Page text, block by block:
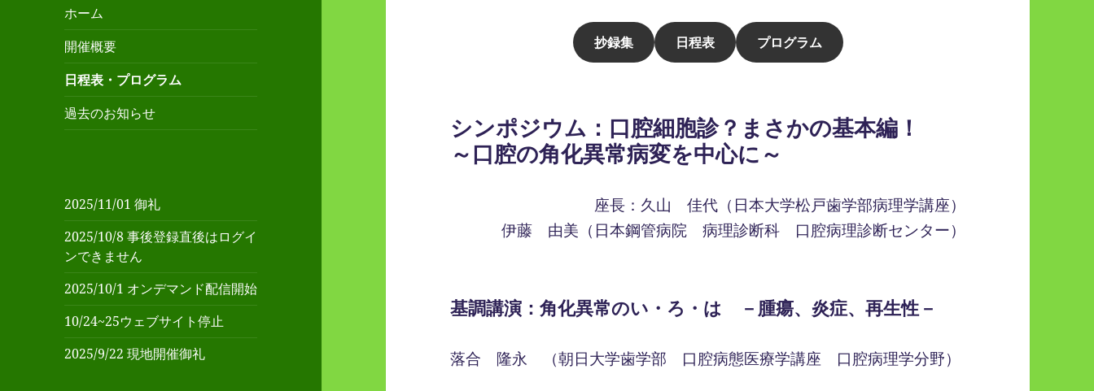
ホーム
開催概要
日程表・プログラム
過去のお知らせ
2025/11/01 御礼
2025/10/8 事後登録直後はログイ
ンできません
2025/10/1 オンデマンド配信開始
10/24~25ウェブサイト停止
2025/9/22 現地開催御礼
抄録集 日程表 プログラム
シンポジウム：口腔細胞診？まさかの基本編！
～口腔の角化異常病変を中心に～
座長：久山 佳代（日本大学松戸歯学部病理学講座）
伊藤 由美（日本鋼管病院 病理診断科 口腔病理診断センター）
基調講演：角化異常のい・ろ・は －腫瘍、炎症、再生性－
落合 隆永 （朝日大学歯学部 口腔病態医療学講座 口腔病理学分野）